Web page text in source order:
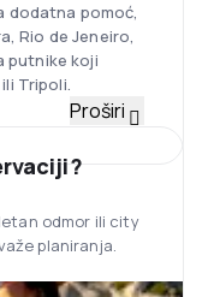
dodatna pomoć,
Rio de Jeneiro,
putnike koji
Tripoli.
je 7
spadaju,
A330.
Rim-
km na jugozapad
Proširi
odmor ili city
planiranja.